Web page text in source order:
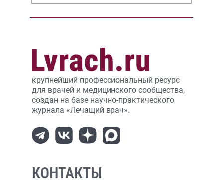
крупнейший профессиональный ресурс
для врачей и медицинского сообщества,
создан на базе научно-практического
журнала «Лечащий врач».
КОНТАКТЫ